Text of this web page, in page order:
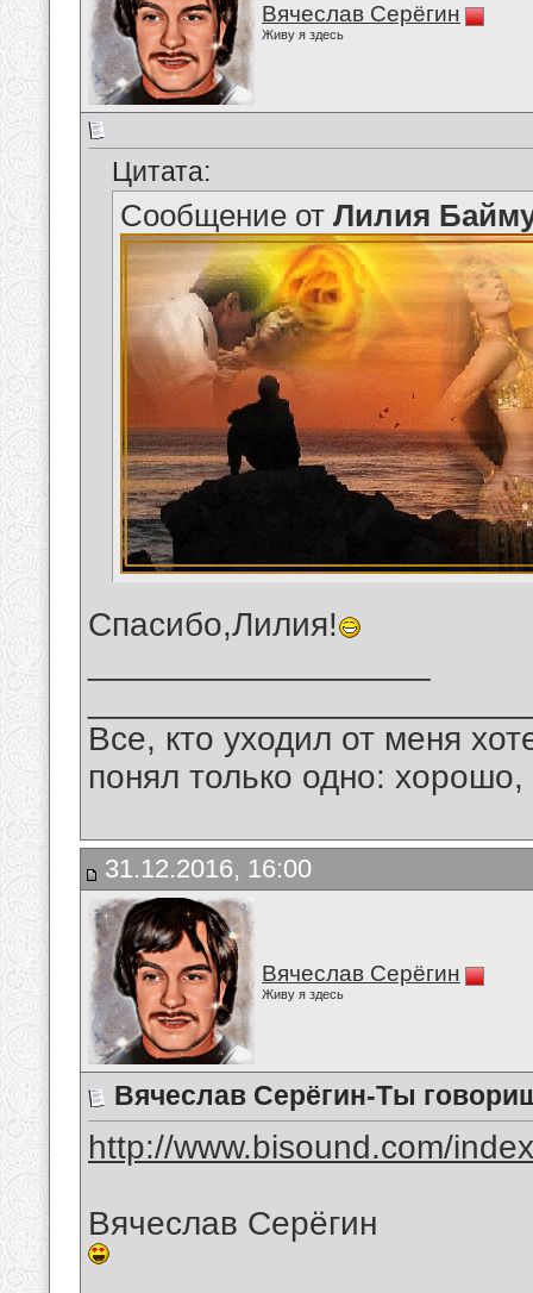
Вячеслав Серёгин
Живу я здесь
Цитата:
Сообщение от Лилия
Спасибо,Лилия!
Все, кто уходил от меня
понял только одно:
31.12.2016, 16:00
Вячеслав Серёгин
Живу я здесь
Вячеслав Серёгин-Ты
http://www.bisound.com/
Вячеслав Серёгин